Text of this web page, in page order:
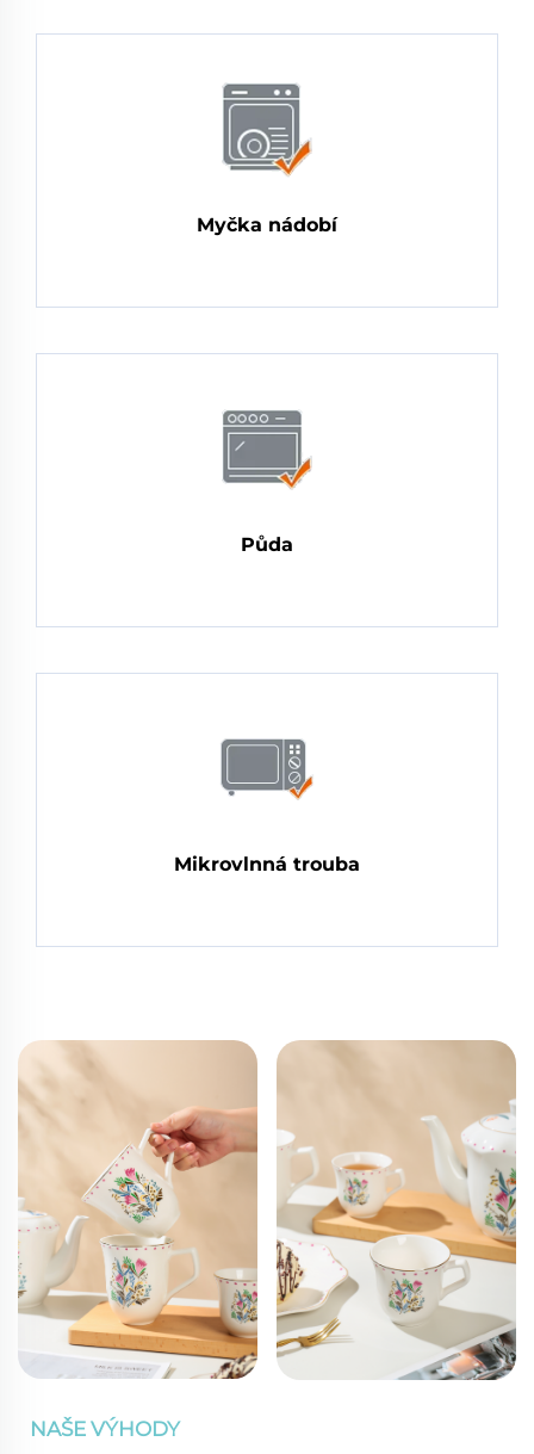
Myčka nádobí
Půda
Mikrovlnná trouba
NAŠE VÝHODY